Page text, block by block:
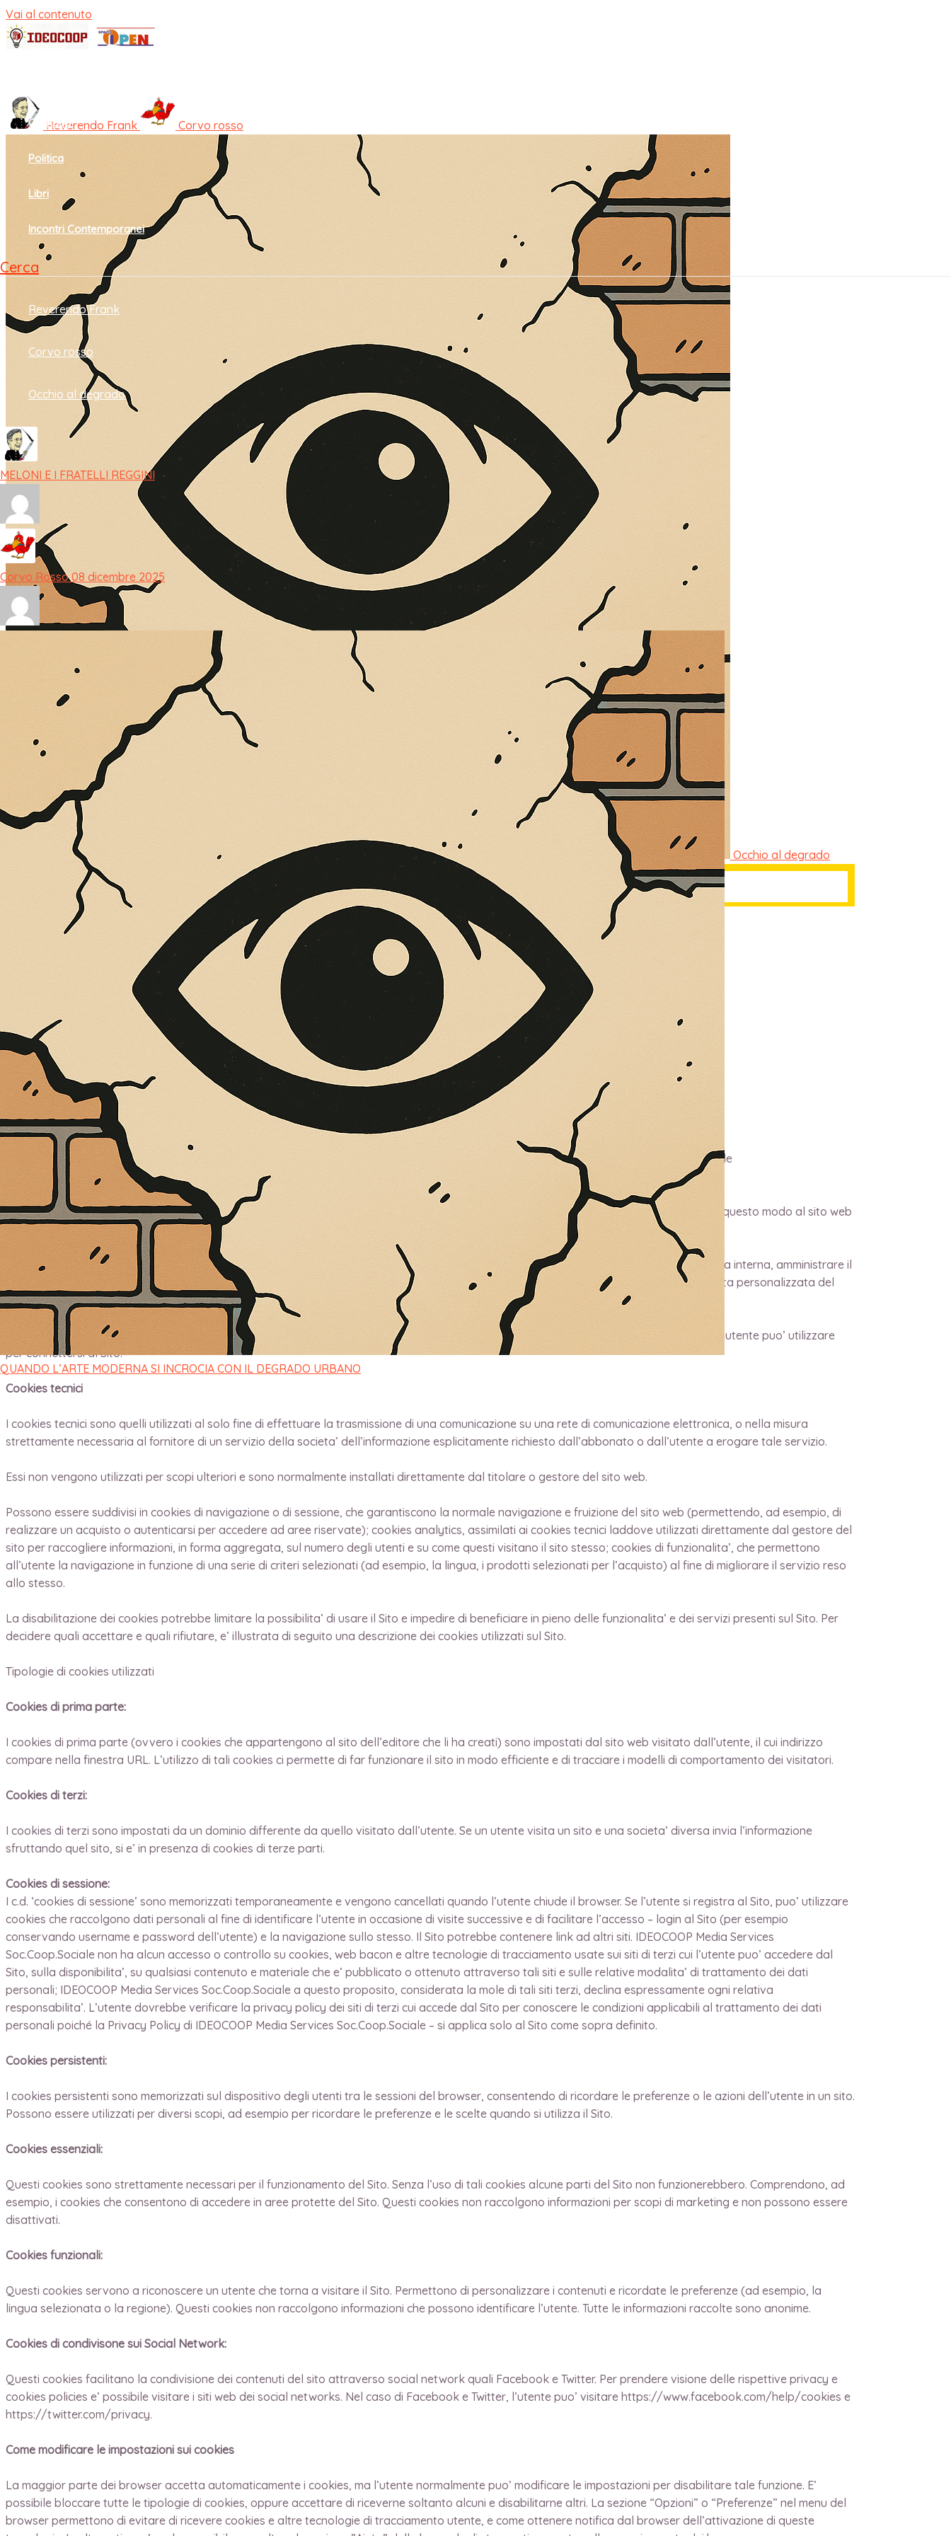
Vai al contenuto
Cronaca
Politica
Libri
Incontri Contemporanei
Cerca
Reverendo Frank
Corvo rosso
Occhio al degrado
MELONI E I FRATELLI REGGINI
Corvo Rosso 08 dicembre 2025
QUANDO L’ARTE MODERNA SI INCROCIA CON IL DEGRADO URBANO
Reverendo Frank Corvo rosso
Occhio al degrado
È MORTO MELO FRENI, VIVONO LE OPERE SUE
Antonio Marino
4 Agosto 2026
Cultura e Società
A casa Freni, a pochi passi dal lungomare di Terme Vigliatore, sulle pareti giaccio istantanee,…
CONTINUA A LEGGERE
Cookie Policy
La presente Cookie Policy e’ relativa al sito www.calabriapost.net/.it (”Sito”) gestito e operato IDEOCOOP Media Services Soc.Coop.Sociale
Via dei Filippini, 23/25 89125 Reggio Calabria C.F. 03388410791
I cookies sono piccoli file di testo inviati all’utente dal sito web visitato. Vengono memorizzati sull’hard disk del computer, consentendo in questo modo al sito web
di riconoscere gli utenti e memorizzare determinate informazioni su di loro, al fine di permettere o migliorare il servizio offerto.
Esistono diverse tipologie di cookies. Alcuni sono necessari per poter navigare sul Sito, altri hanno scopi diversi come garantire la sicurezza interna, amministrare il
sistema, effettuare analisi statistiche, comprendere quali sono le sezioni del Sito che interessano maggiormente gli utenti o offrire una visita personalizzata del
Sito.
Il Sito utilizza cookies tecnici e non di profilazione. Quanto precede si riferisce sia al computer dell’utente sia ad ogni altro dispositivo che l’utente puo’ utilizzare
per connettersi al Sito.
Cookies tecnici
I cookies tecnici sono quelli utilizzati al solo fine di effettuare la trasmissione di una comunicazione su una rete di comunicazione elettronica, o nella misura
strettamente necessaria al fornitore di un servizio della societa’ dell’informazione esplicitamente richiesto dall’abbonato o dall’utente a erogare tale servizio.
Essi non vengono utilizzati per scopi ulteriori e sono normalmente installati direttamente dal titolare o gestore del sito web.
Possono essere suddivisi in cookies di navigazione o di sessione, che garantiscono la normale navigazione e fruizione del sito web (permettendo, ad esempio, di
realizzare un acquisto o autenticarsi per accedere ad aree riservate); cookies analytics, assimilati ai cookies tecnici laddove utilizzati direttamente dal gestore del
sito per raccogliere informazioni, in forma aggregata, sul numero degli utenti e su come questi visitano il sito stesso; cookies di funzionalita’, che permettono
all’utente la navigazione in funzione di una serie di criteri selezionati (ad esempio, la lingua, i prodotti selezionati per l’acquisto) al fine di migliorare il servizio reso
allo stesso.
La disabilitazione dei cookies potrebbe limitare la possibilita’ di usare il Sito e impedire di beneficiare in pieno delle funzionalita’ e dei servizi presenti sul Sito. Per
decidere quali accettare e quali rifiutare, e’ illustrata di seguito una descrizione dei cookies utilizzati sul Sito.
Tipologie di cookies utilizzati
Cookies di prima parte:
I cookies di prima parte (ovvero i cookies che appartengono al sito dell’editore che li ha creati) sono impostati dal sito web visitato dall’utente, il cui indirizzo
compare nella finestra URL. L’utilizzo di tali cookies ci permette di far funzionare il sito in modo efficiente e di tracciare i modelli di comportamento dei visitatori.
Cookies di terzi:
I cookies di terzi sono impostati da un dominio differente da quello visitato dall’utente. Se un utente visita un sito e una societa’ diversa invia l’informazione
sfruttando quel sito, si e’ in presenza di cookies di terze parti.
Cookies di sessione:
I c.d. ‘cookies di sessione’ sono memorizzati temporaneamente e vengono cancellati quando l’utente chiude il browser. Se l’utente si registra al Sito, puo’ utilizzare
cookies che raccolgono dati personali al fine di identificare l’utente in occasione di visite successive e di facilitare l’accesso – login al Sito (per esempio
conservando username e password dell’utente) e la navigazione sullo stesso. Il Sito potrebbe contenere link ad altri siti. IDEOCOOP Media Services
Soc.Coop.Sociale non ha alcun accesso o controllo su cookies, web bacon e altre tecnologie di tracciamento usate sui siti di terzi cui l’utente puo’ accedere dal
Sito, sulla disponibilita’, su qualsiasi contenuto e materiale che e’ pubblicato o ottenuto attraverso tali siti e sulle relative modalita’ di trattamento dei dati
personali; IDEOCOOP Media Services Soc.Coop.Sociale a questo proposito, considerata la mole di tali siti terzi, declina espressamente ogni relativa
responsabilita’. L’utente dovrebbe verificare la privacy policy dei siti di terzi cui accede dal Sito per conoscere le condizioni applicabili al trattamento dei dati
personali poiché la Privacy Policy di IDEOCOOP Media Services Soc.Coop.Sociale – si applica solo al Sito come sopra definito.
Cookies persistenti:
I cookies persistenti sono memorizzati sul dispositivo degli utenti tra le sessioni del browser, consentendo di ricordare le preferenze o le azioni dell’utente in un sito.
Possono essere utilizzati per diversi scopi, ad esempio per ricordare le preferenze e le scelte quando si utilizza il Sito.
Cookies essenziali:
Questi cookies sono strettamente necessari per il funzionamento del Sito. Senza l’uso di tali cookies alcune parti del Sito non funzionerebbero. Comprendono, ad
esempio, i cookies che consentono di accedere in aree protette del Sito. Questi cookies non raccolgono informazioni per scopi di marketing e non possono essere
disattivati.
Cookies funzionali:
Questi cookies servono a riconoscere un utente che torna a visitare il Sito. Permettono di personalizzare i contenuti e ricordate le preferenze (ad esempio, la
lingua selezionata o la regione). Questi cookies non raccolgono informazioni che possono identificare l’utente. Tutte le informazioni raccolte sono anonime.
Cookies di condivisone sui Social Network:
Questi cookies facilitano la condivisione dei contenuti del sito attraverso social network quali Facebook e Twitter. Per prendere visione delle rispettive privacy e
cookies policies e’ possibile visitare i siti web dei social networks. Nel caso di Facebook e Twitter, l’utente puo’ visitare https://www.facebook.com/help/cookies e
https://twitter.com/privacy.
Come modificare le impostazioni sui cookies
La maggior parte dei browser accetta automaticamente i cookies, ma l’utente normalmente puo’ modificare le impostazioni per disabilitare tale funzione. E’
possibile bloccare tutte le tipologie di cookies, oppure accettare di riceverne soltanto alcuni e disabilitarne altri. La sezione “Opzioni” o “Preferenze” nel menu del
browser permettono di evitare di ricevere cookies e altre tecnologie di tracciamento utente, e come ottenere notifica dal browser dell’attivazione di queste